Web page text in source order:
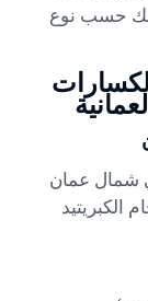
وذلك حسب نوع
شمال عمان
الكبريتيد